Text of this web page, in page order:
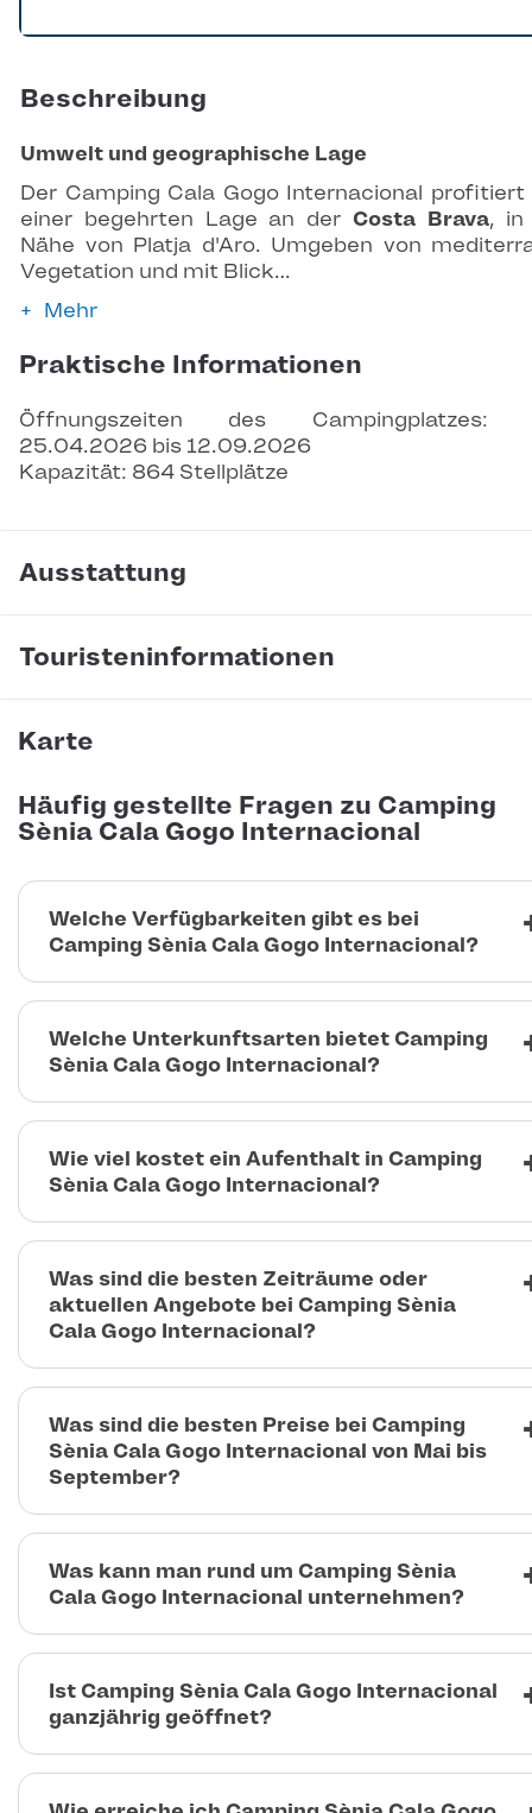
Beschreibung
Umwelt und geographische Lage
Der Camping Cala Gogo Internacional profitiert
einer begehrten Lage an der Costa Brava, in
Nähe von Platja d'Aro. Umgeben von
Vegetation und mit Blick…
Mehr
Praktische Informationen
Öffnungszeiten des Campingplatzes:
25.04.2026 bis 12.09.2026
Kapazität: 864 Stellplätze
Ausstattung
Touristeninformationen
Karte
Häufig gestellte Fragen zu Camping
Sènia Cala Gogo Internacional
Welche Verfügbarkeiten gibt es bei
Camping Sènia Cala Gogo Internacional?
Welche Unterkunftsarten bietet Camping
Sènia Cala Gogo Internacional?
Wie viel kostet ein Aufenthalt in Camping
Sènia Cala Gogo Internacional?
Was sind die besten Zeiträume oder
aktuellen Angebote bei Camping Sènia
Cala Gogo Internacional?
Was sind die besten Preise bei Camping
Sènia Cala Gogo Internacional von Mai bis
September?
Was kann man rund um Camping Sènia
Cala Gogo Internacional unternehmen?
Ist Camping Sènia Cala Gogo Internacional
ganzjährig geöffnet?